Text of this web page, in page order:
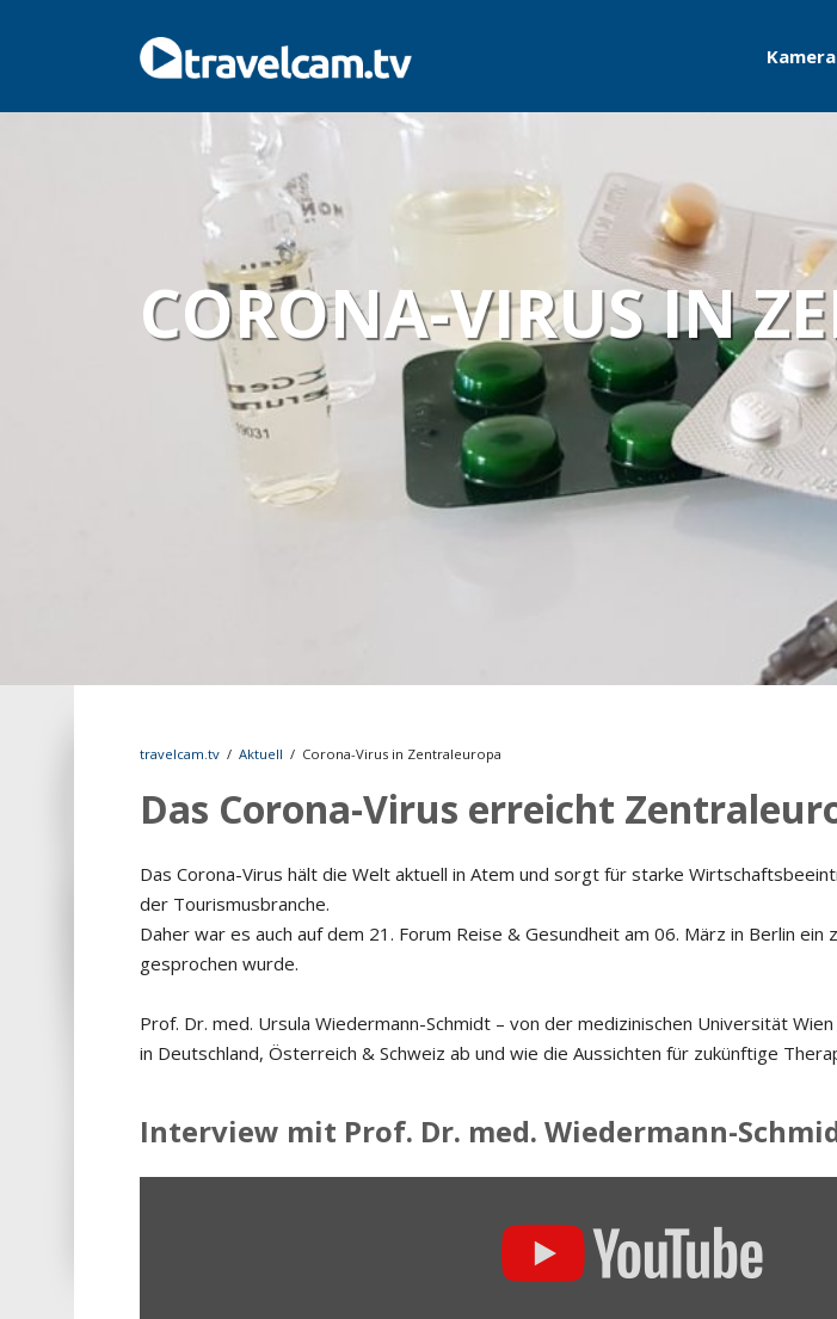
CORONA-VIRUS IN
travelcam.tv / Aktuell / Corona-Virus in Zentraleuropa
Das Corona-Virus erreicht
Das Corona-Virus hält die Welt aktuell in Atem und sorgt für starke
der Tourismusbranche.
Daher war es auch auf dem 21. Forum Reise & Gesundheit am 06. März in Berlin
gesprochen wurde.
Prof. Dr. med. Ursula Wiedermann-Schmidt – von der medizinischen Universität
in Deutschland, Österreich & Schweiz ab und wie die Aussichten für zukünftige
Interview mit Prof. Dr. med. Wiedermann-